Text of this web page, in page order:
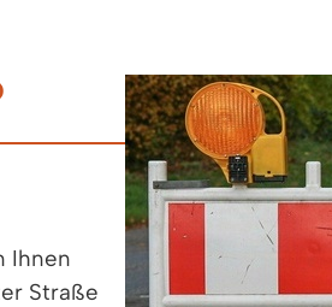
Ihnen
Straße